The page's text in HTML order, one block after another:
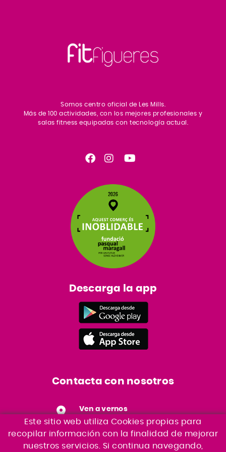
Somos centro oficial de Les Mills.
Más de 100 actividades, con los mejores profesionales y
salas fitness equipadas con tecnología actual.
Descarga la app
Contacta con nosotros
Ven a vernos
Ronda Sud, S/N Edifici CAT
17600 - Figueres
Este sitio web utiliza Cookies propias para
recopilar información con la finalidad de mejorar
nuestros servicios. Si continua navegando,